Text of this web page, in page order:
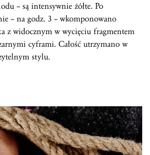
– są intensywnie żółte. Po
– na godz. 3 – wkomponowano
z widocznym w wycięciu fragmentem
cyframi. Całość utrzymano w
stylu.